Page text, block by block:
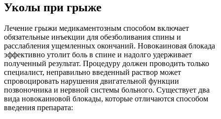
Уколы при грыже
Лечение грыжи медикаментозным способом включает
обязательные инъекции для обезболивания спины и
расслабления ущемленных окончаний. Новокаиновая блокада
эффективно утолит боль в спине и надолго удерживает
полученный результат. Процедуру должен проводить только
специалист, неправильно введенный раствор может
спровоцировать нарушения двигательной функции
позвоночника и нервной системы больного. Существует два
вида новокаиновой блокады, которые отличаются способом
введения препарата: